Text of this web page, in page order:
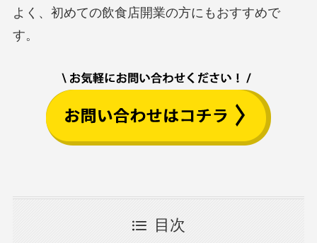
よく、初めての飲食店開業の方にもおすすめで
す。
目次